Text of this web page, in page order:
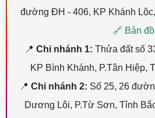
đường ĐH - 406, KP Khánh
🔗 Bản đồ
📍 Chi nhánh 1: Thửa đất số
KP Bình Khánh, P.Tân Hiệp,
📍 Chi nhánh 2: Số 25, 26
Dương Lôi, P.Từ Sơn, Tỉnh